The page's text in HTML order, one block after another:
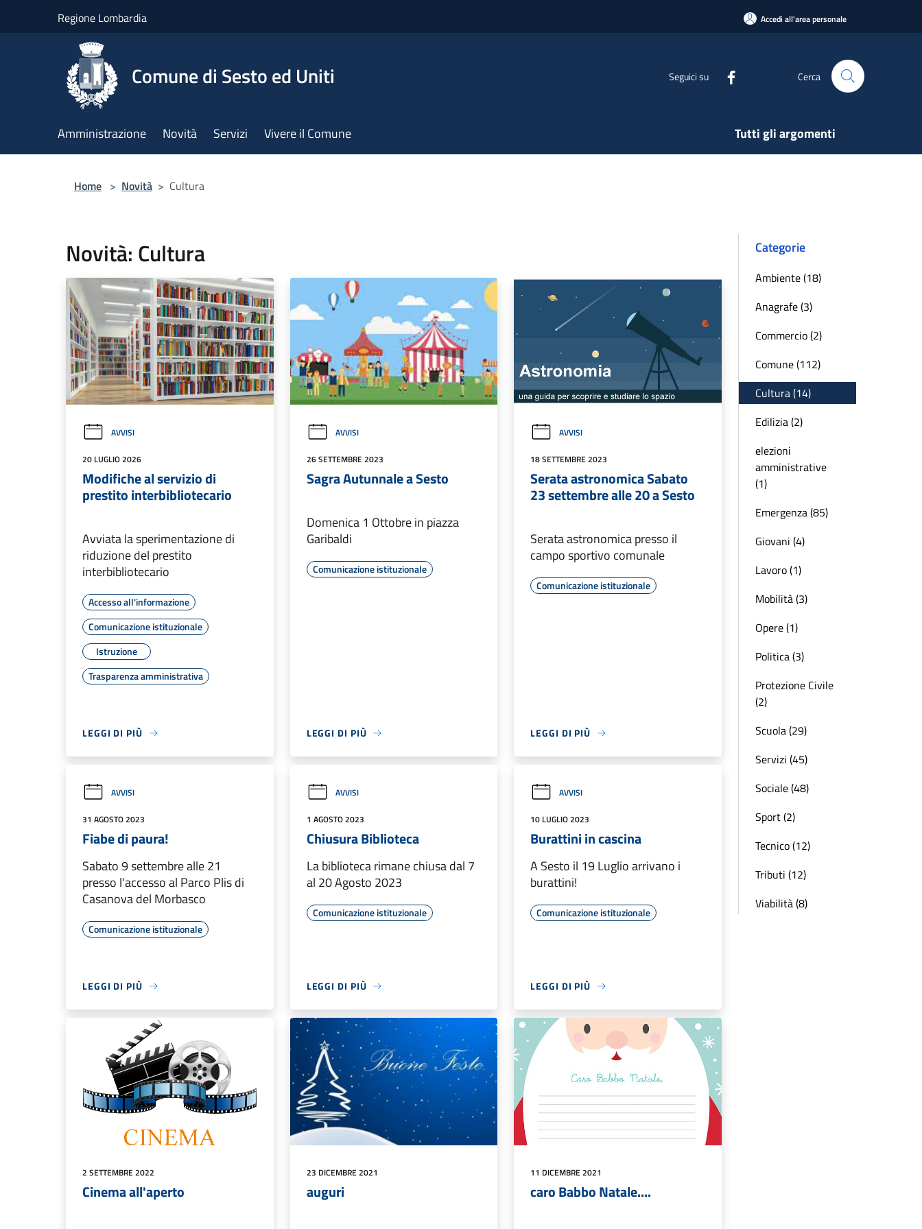
Regione Lombardia Accedi all'area personale
Comune di Sesto ed Uniti Seguici su Cerca
Amministrazione Novità Servizi Vivere il Comune Tutti gli argomenti
Home > Novità > Cultura
Novità: Cultura
AVVISI
20 LUGLIO 2026
Modifiche al servizio di
prestito interbibliotecario
Avviata la sperimentazione di
riduzione del prestito
interbibliotecario
Accesso all'informazione
Comunicazione istituzionale
Istruzione
Trasparenza amministrativa
LEGGI DI PIÙ
AVVISI
26 SETTEMBRE 2023
Sagra Autunnale a Sesto
Domenica 1 Ottobre in piazza
Garibaldi
Comunicazione istituzionale
LEGGI DI PIÙ
AVVISI
18 SETTEMBRE 2023
Serata astronomica Sabato
23 settembre alle 20 a Sesto
Serata astronomica presso il
campo sportivo comunale
Comunicazione istituzionale
LEGGI DI PIÙ
AVVISI
31 AGOSTO 2023
Fiabe di paura!
Sabato 9 settembre alle 21
presso l'accesso al Parco Plis di
Casanova del Morbasco
Comunicazione istituzionale
LEGGI DI PIÙ
AVVISI
1 AGOSTO 2023
Chiusura Biblioteca
La biblioteca rimane chiusa dal 7
al 20 Agosto 2023
Comunicazione istituzionale
LEGGI DI PIÙ
AVVISI
10 LUGLIO 2023
Burattini in cascina
A Sesto il 19 Luglio arrivano i
burattini!
Comunicazione istituzionale
LEGGI DI PIÙ
2 SETTEMBRE 2022
Cinema all'aperto
23 DICEMBRE 2021
auguri
11 DICEMBRE 2021
caro Babbo Natale....
Categorie
Ambiente (18)
Anagrafe (3)
Commercio (2)
Comune (112)
Cultura (14)
Edilizia (2)
elezioni
amministrative
(1)
Emergenza (85)
Giovani (4)
Lavoro (1)
Mobilità (3)
Opere (1)
Politica (3)
Protezione Civile
(2)
Scuola (29)
Servizi (45)
Sociale (48)
Sport (2)
Tecnico (12)
Tributi (12)
Viabilità (8)